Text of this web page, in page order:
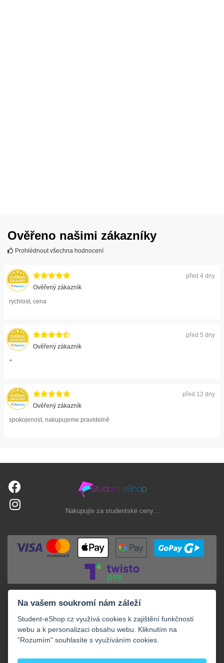
Ověřeno našimi zákazníky
Prohlédnout všechna hodnocení
před 4 dny
Ověřený zákazník
rychlost, cena
před 5 dny
Ověřený zákazník
+
před 12 dny
Ověřený zákazník
spokojenost, nakupujeme pravidelně
Nakupujte za studentské ceny...
Na vašem soukromí nám záleží
Student-eShop.cz využívá cookies k zajištění funkčnosti
webu a k personalizaci obsahu webu. Kliknutím na
"Rozumím" souhlasíte s využíváním cookies.